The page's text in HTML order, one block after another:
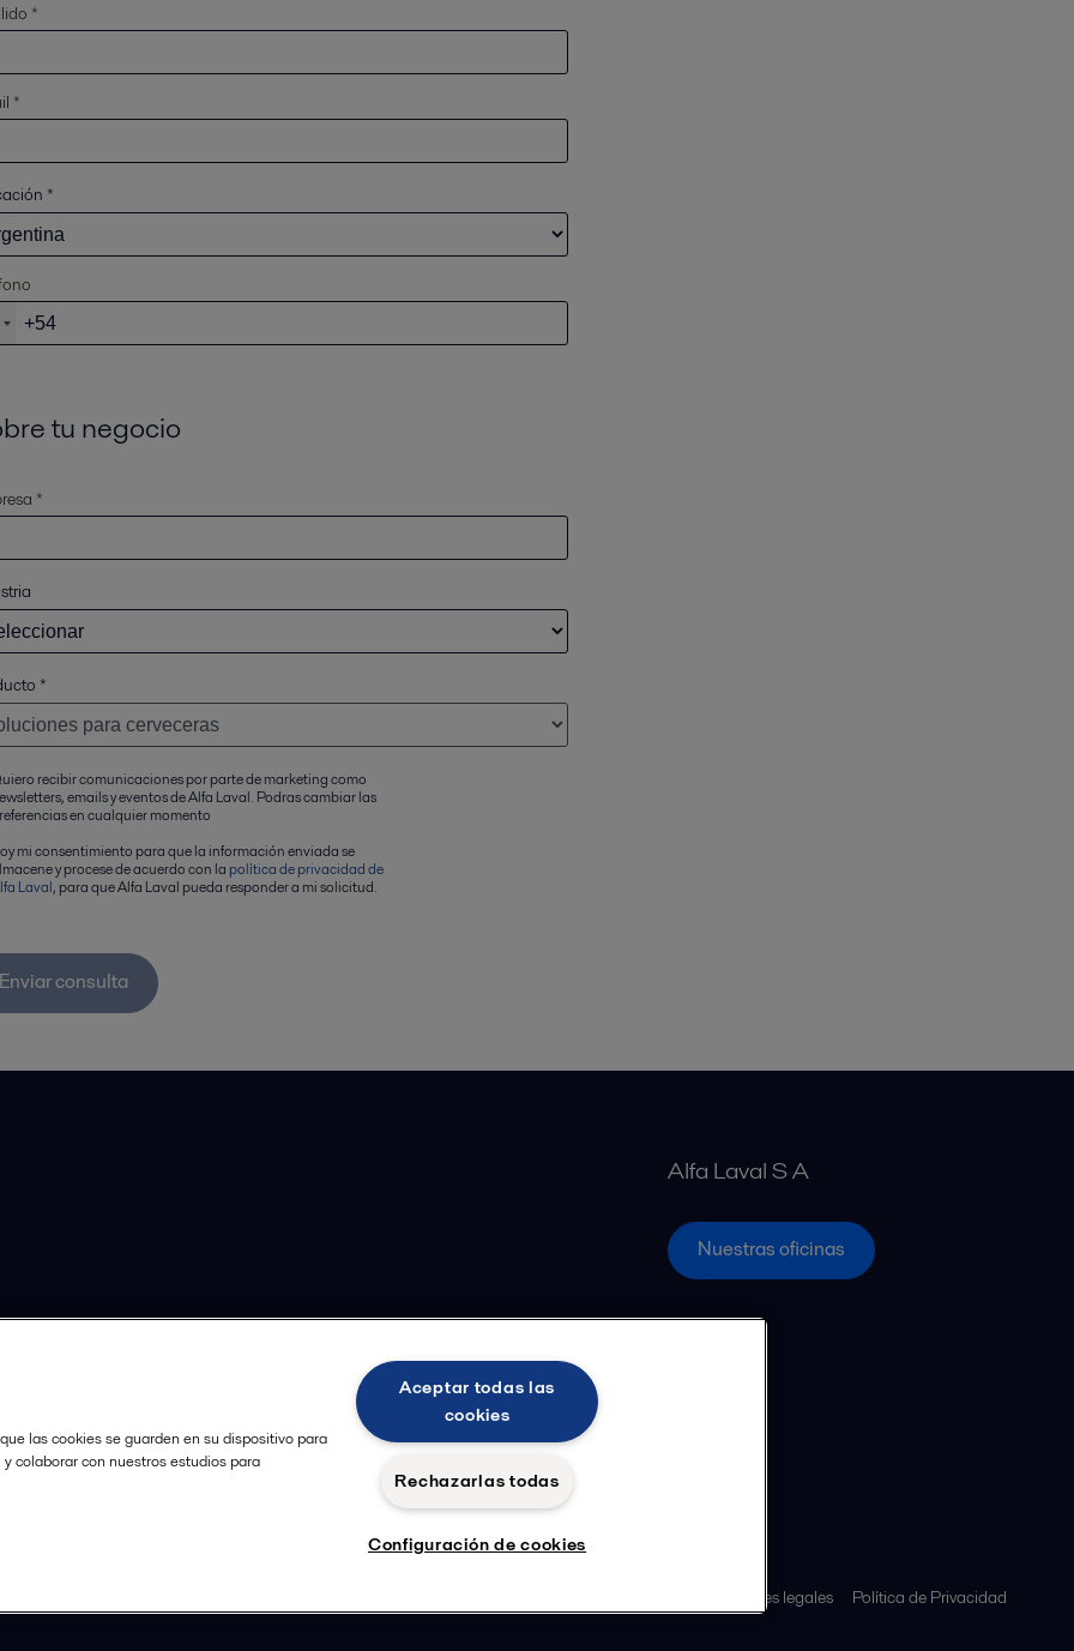
*
*
*
tu negocio
*
*
recibir comunicaciones por parte de marketing como
emails y eventos de Alfa Laval. Podras cambiar las
en cualquier momento
mi consentimiento para que la información enviada se
y procese de acuerdo con la política de privacidad de
Laval, para que Alfa Laval pueda responder a mi solicitud.
Enviar consulta
Alfa Laval S A
Nuestras oficinas
Términos y condiciones legales Política de Privacidad
las cookies se guarden en su dispositivo para
colaborar con nuestros estudios para
Aceptar todas las
cookies
Rechazarlas todas
Configuración de cookies